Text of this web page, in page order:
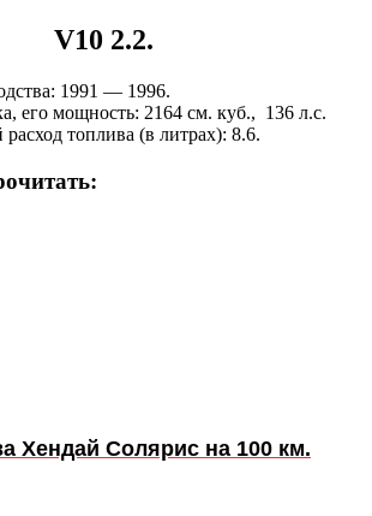
V10 2.2.
1991 — 1996.
его мощность: 2164 см. куб., 136 л.с.
топлива (в литрах): 8.6.
Хендай Солярис на 100 км.